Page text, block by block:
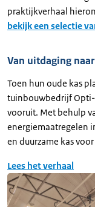
praktijkverhaal
bekijk een selectie
Van uitdaging
Toen hun oude kas
tuinbouwbedrijf Opti-
vooruit. Met behulp
energiemaatregelen
en duurzame kas
Lees het verhaal